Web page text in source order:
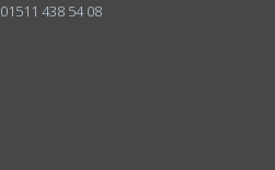
01511 438 54 08